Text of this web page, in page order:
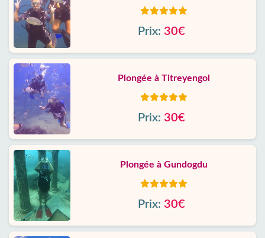
Prix: 30€
Plongée à Titreyengol
Prix: 30€
Plongée à Gundogdu
Prix: 30€